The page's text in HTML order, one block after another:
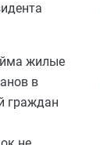
жилые
в
граждан